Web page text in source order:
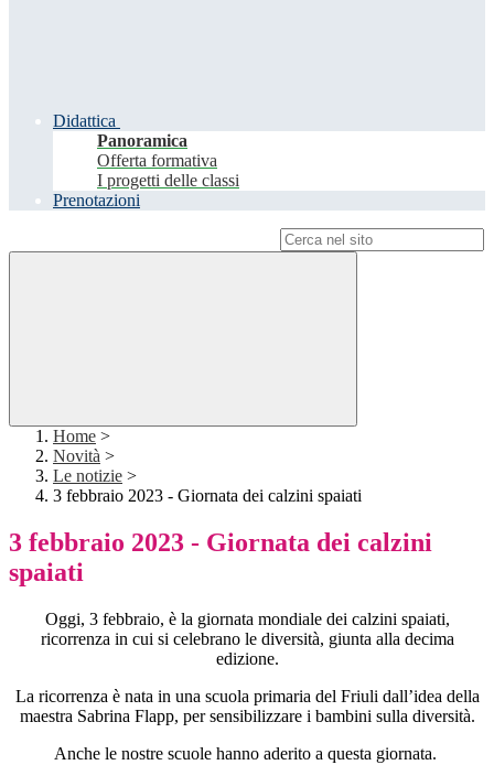
Didattica
Panoramica
Offerta formativa
I progetti delle classi
Prenotazioni
Home >
Novità >
Le notizie >
3 febbraio 2023 - Giornata dei calzini spaiati
3 febbraio 2023 - Giornata dei calzini
spaiati
Oggi, 3 febbraio, è la giornata mondiale dei calzini spaiati,
ricorrenza in cui si celebrano le diversità, giunta alla decima
edizione.
La ricorrenza è nata in una scuola primaria del Friuli dall’idea della
maestra Sabrina Flapp, per sensibilizzare i bambini sulla diversità.
Anche le nostre scuole hanno aderito a questa giornata.